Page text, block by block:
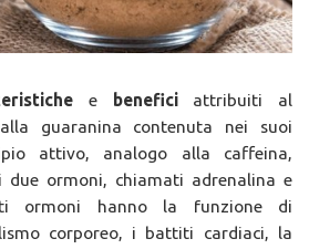
e beneficiattribuiti al
guaranina contenuta nei suoi
attivo, analogo alla caffeina,
due ormoni, chiamati adrenalina e
ormoni hanno la funzione di
corporeo, i battiti cardiaci, la